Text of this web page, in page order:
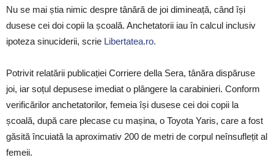
Nu se mai știa nimic despre tânără de joi dimineață, când își
dusese cei doi copii la școală. Anchetatorii iau în calcul inclusiv
ipoteza sinuciderii, scrie Libertatea.ro.
Potrivit relatării publicației Corriere della Sera, tânăra dispăruse
joi, iar soțul depusese imediat o plângere la carabinieri. Conform
verificărilor anchetatorilor, femeia își dusese cei doi copii la
școală, după care plecase cu mașina, o Toyota Yaris, care a fost
găsită încuiată la aproximativ 200 de metri de corpul neînsuflețit al
femeii.